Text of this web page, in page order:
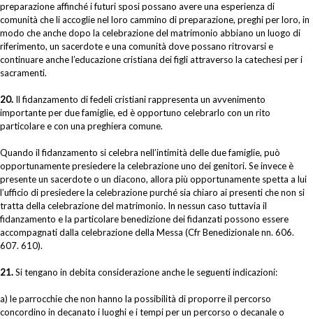
preparazione affinché i futuri sposi possano avere una esperienza di
comunità che li accoglie nel loro cammino di preparazione, preghi per loro, in
modo che anche dopo la celebrazione del matrimonio abbiano un luogo di
riferimento, un sacerdote e una comunità dove possano ritrovarsi e
continuare anche l’educazione cristiana dei figli attraverso la catechesi per i
sacramenti.
20. Il fidanzamento di fedeli cristiani rappresenta un avvenimento
importante per due famiglie, ed è opportuno celebrarlo con un rito
particolare e con una preghiera comune.
Quando il fidanzamento si celebra nell’intimità delle due famiglie, può
opportunamente presiedere la celebrazione uno dei genitori. Se invece è
presente un sacerdote o un diacono, allora più opportunamente spetta a lui
l’ufficio di presiedere la celebrazione purché sia chiaro ai presenti che non si
tratta della celebrazione del matrimonio. In nessun caso tuttavia il
fidanzamento e la particolare benedizione dei fidanzati possono essere
accompagnati dalla celebrazione della Messa (Cfr Benedizionale nn. 606.
607. 610).
21.Si tengano in debita considerazione anche le seguenti indicazioni:
a) le parrocchie che non hanno la possibilità di proporre il percorso
concordino in decanato i luoghi e i tempi per un percorso o decanale o